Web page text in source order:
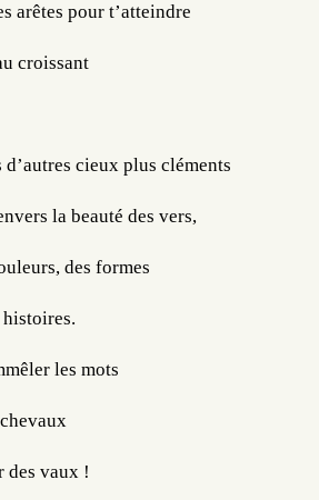
arêtes pour t’atteindre
croissant
d’autres cieux plus cléments
la beauté des vers,
des formes
histoires.
les mots
des vaux !